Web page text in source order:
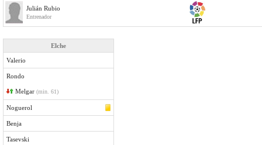
Julián Rubio
Entrenador
Elche
Valerio
Rondo
Melgar (min. 61)
Noguerol
Benja
Tasevski